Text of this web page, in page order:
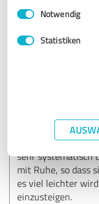
Impressum
Einwilligungsauswahl
Notwendig
Statistiken
Ich empfehle
Wochen-Kurs
sehr systematisch
mit Ruhe, so dass
es viel leichter
einzusteigen.